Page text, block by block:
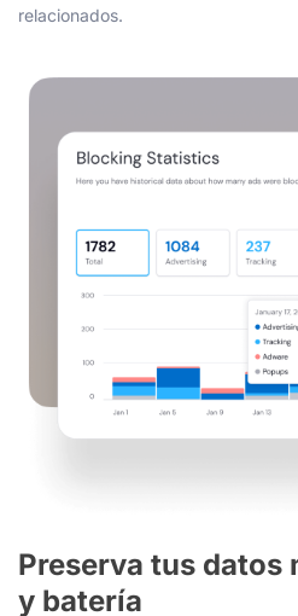
relacionados.
Preserva tus datos
y batería